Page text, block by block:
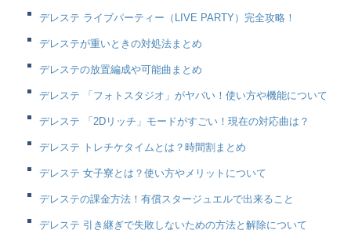
デレステ ライブパーティー（LIVE PARTY）完全攻略！
デレステが重いときの対処法まとめ
デレステの放置編成や可能曲まとめ
デレステ 「フォトスタジオ」がヤバい！使い方や機能について
デレステ 「2Dリッチ」モードがすごい！現在の対応曲は？
デレステ トレチケタイムとは？時間割まとめ
デレステ 女子寮とは？使い方やメリットについて
デレステの課金方法！有償スタージュエルで出来ること
デレステ 引き継ぎで失敗しないための方法と解除について